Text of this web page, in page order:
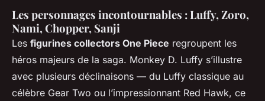
Les personnages incontournables : Luffy, Zoro,
Nami, Chopper, Sanji
Les figurines collectors One Piece regroupent les
héros majeurs de la saga. Monkey D. Luffy s’illustre
avec plusieurs déclinaisons — du Luffy classique au
célèbre Gear Two ou l’impressionnant Red Hawk, ce